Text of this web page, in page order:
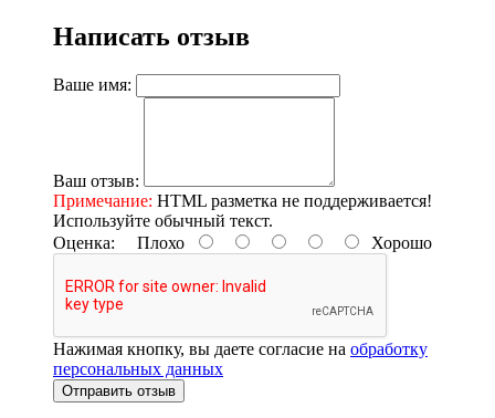
Написать отзыв
Ваше имя:
Ваш отзыв:
Примечание: HTML разметка не поддерживается!
Используйте обычный текст.
Оценка: Плохо Хорошо
Нажимая кнопку, вы даете согласие на обработку
персональных данных
Отправить отзыв